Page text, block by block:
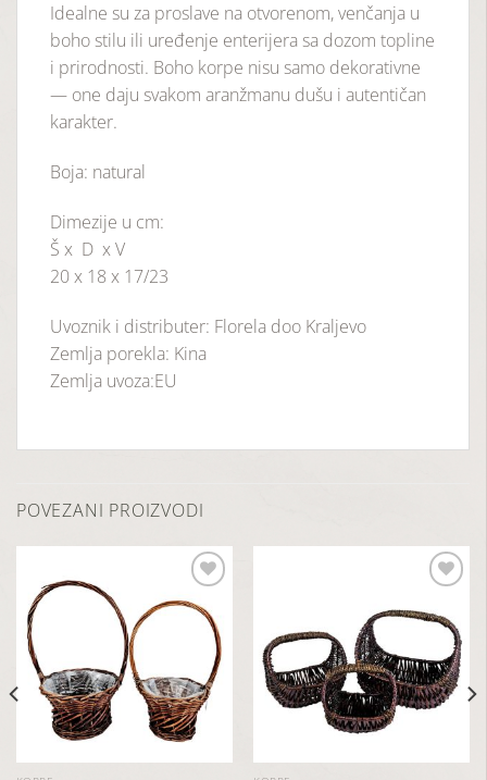
Idealne su za proslave na otvorenom, venčanja u
boho stilu ili uređenje enterijera sa dozom topline
i prirodnosti. Boho korpe nisu samo dekorativne
— one daju svakom aranžmanu dušu i autentičan
karakter.
Boja: natural
Dimezije u cm:
Š x D x V
20 x 18 x 17/23
Uvoznik i distributer: Florela doo Kraljevo
Zemlja porekla: Kina
Zemlja uvoza:EU
POVEZANI PROIZVODI
Dodaj
listu
želja
Dodaj
listu
želja